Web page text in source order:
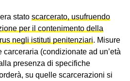
stato scarcerato, usufruendo
per il contenimento della
negli istituti penitenziari. Misure
(condizionate ad un’età
presenza di specifiche
su quelle scarcerazioni si